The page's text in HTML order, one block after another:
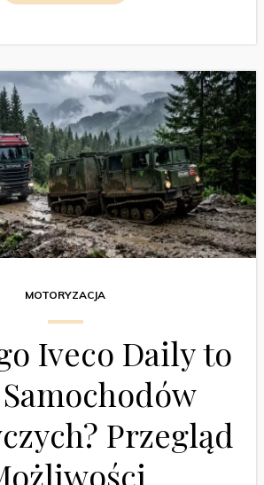
MOTORYZACJA
Iveco Daily to
Przegląd